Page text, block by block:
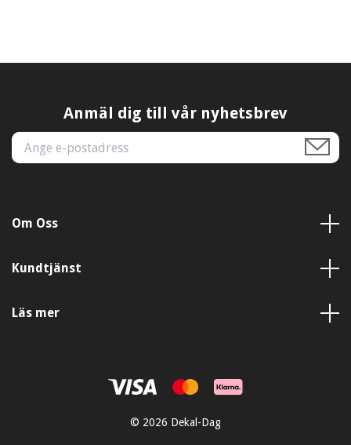
Anmäl dig till vår nyhetsbrev
Om Oss
Kundtjänst
Läs mer
© 2026 Dekal-Dag